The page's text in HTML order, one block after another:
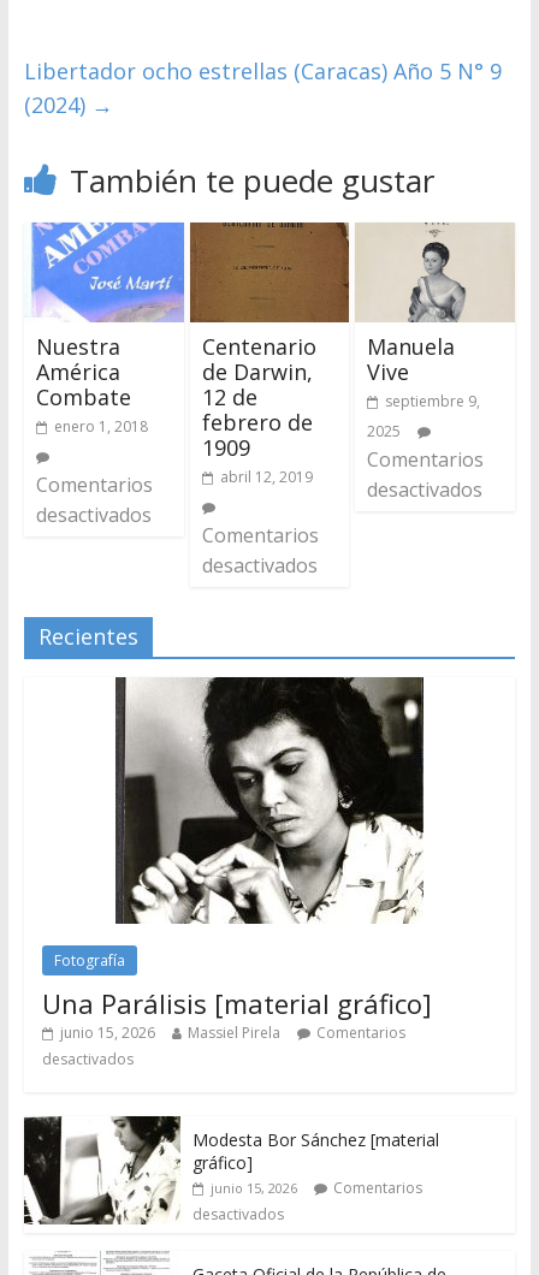
Libertador ocho estrellas (Caracas) Año 5 N° 9
(2024) →
También te puede gustar
Nuestra
América
Combate
enero 1, 2018
Comentarios
desactivados
Centenario
de Darwin,
12 de
febrero de
1909
abril 12, 2019
Comentarios
desactivados
Manuela
Vive
septiembre 9,
2025
Comentarios
desactivados
Recientes
Fotografía
Una Parálisis [material gráfico]
junio 15, 2026 Massiel Pirela
Comentarios
desactivados
Modesta Bor Sánchez [material
gráfico]
junio 15, 2026
Comentarios
desactivados